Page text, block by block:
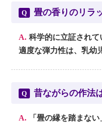
Q 畳の香りのリラ
A. 科学的に立証され
適度な弾力性は、乳幼
Q 昔ながらの作法
A.
「畳の縁を踏まな